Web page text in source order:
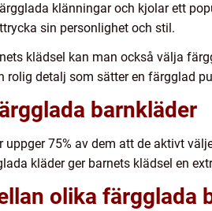
klänningar och kjolar ett
sin personlighet och stil.
klädsel kan man också välja
rolig detalj som sätter en färgglad
barnkläder
75% av dem att de aktivt
kläder ger barnets klädsel en
olika färgglada